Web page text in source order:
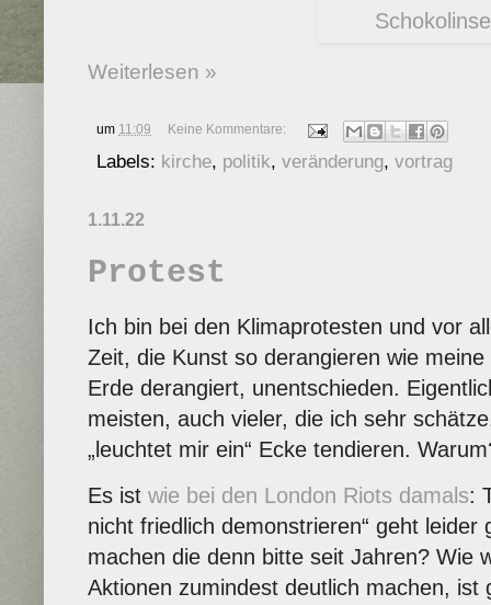
Weiterlesen »
um 11:09 Keine Kommentare:
Labels: kirche, politik, veränderung, vortrag
1.11.22
Protest
Ich bin bei den Klimaprotesten und vor
Zeit, die Kunst so derangieren wie
Erde derangiert, unentschieden.
meisten, auch vieler, die ich sehr
„leuchtet mir ein“ Ecke tendieren.
Es ist wie bei den London Riots damals:
nicht friedlich demonstrieren“ geht leider
machen die denn bitte seit Jahren? Wie
Aktionen zumindest deutlich machen, ist